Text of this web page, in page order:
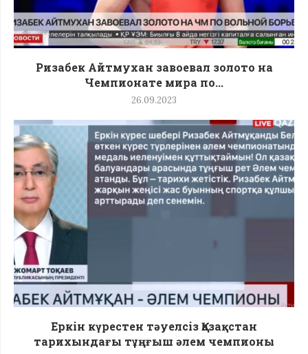
Ризабек Айтмухан завоевал золото на
Чемпионате мира по...
26.09.2023
Еркін күрестен тәуелсіз Қазақстан
тарихындағы тұңғыш әлем чемпионы